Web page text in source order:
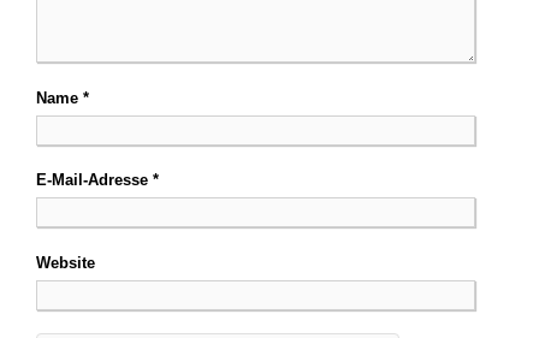
Name *
E-Mail-Adresse *
Website